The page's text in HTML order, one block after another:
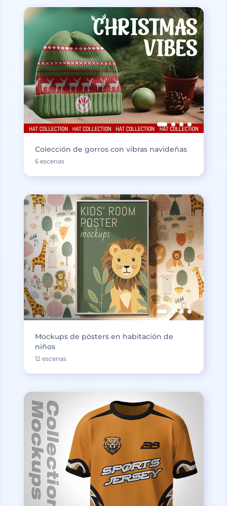
Colección de gorros con vibras navideñas
6 escenas
Mockups de pósters en habitación de
niños
12 escenas